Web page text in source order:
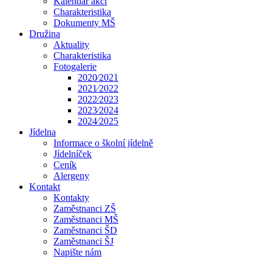
Charakteristika
Dokumenty MŠ
Družina
Aktuality
Charakteristika
Fotogalerie
2020⁄2021
2021⁄2022
2022⁄2023
2023⁄2024
2024⁄2025
Jídelna
Informace o školní jídelně
Jídelníček
Ceník
Alergeny
Kontakt
Kontakty
Zaměstnanci ZŠ
Zaměstnanci MŠ
Zaměstnanci ŠD
Zaměstnanci ŠJ
Napište nám